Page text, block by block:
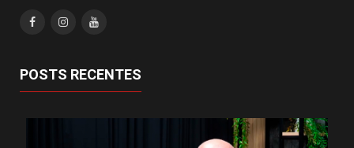
POSTS RECENTES